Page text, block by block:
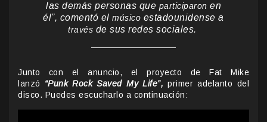
las demás personas que participaron en
él”, comentó elmúsico estadounidense a
través de sus redes sociales.
Junto con el anuncio, el proyecto de Fat Mike
lanzó “Punk Rock Saved My Life”, primer adelanto del
disco. Puedes escucharlo a continuación: